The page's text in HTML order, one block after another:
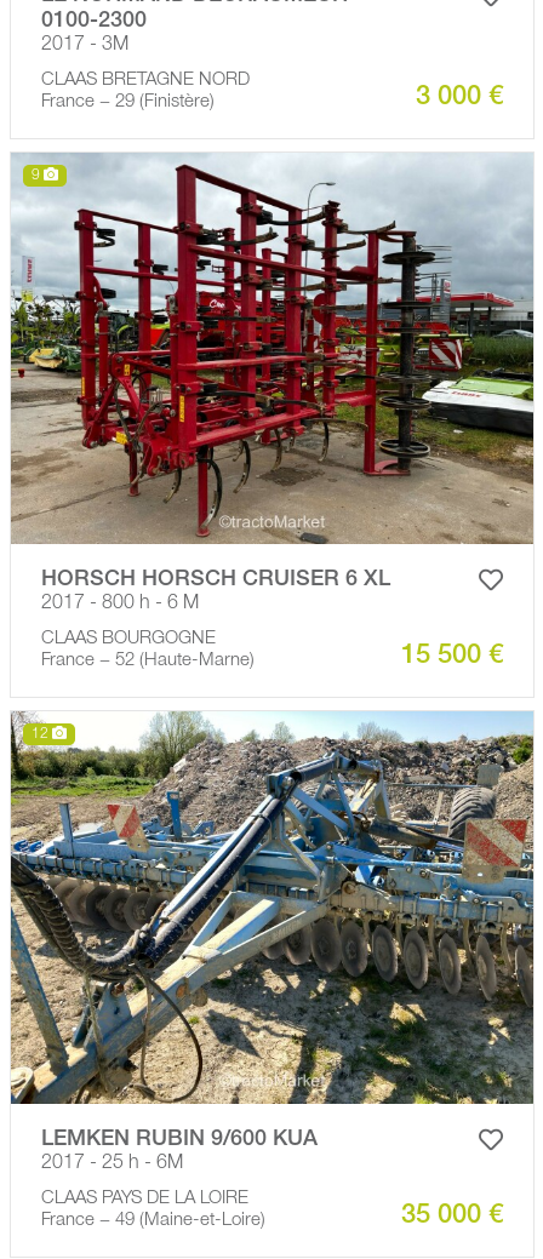
0100-2300
2017 - 3M
CLAAS BRETAGNE NORD
France − 29 (Finistère)
3 000 €
9
HORSCH HORSCH CRUISER 6 XL
2017 - 800 h - 6 M
CLAAS BOURGOGNE
France − 52 (Haute-Marne)
15 500 €
12
LEMKEN RUBIN 9/600 KUA
2017 - 25 h - 6M
CLAAS PAYS DE LA LOIRE
France − 49 (Maine-et-Loire)
35 000 €